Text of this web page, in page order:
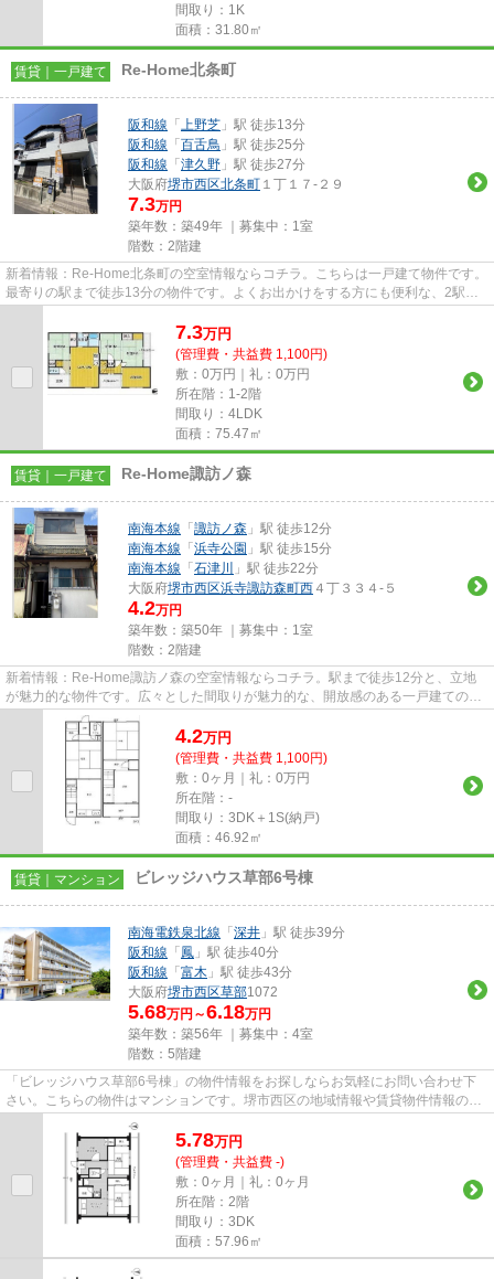
間取り：1K
面積：31.80㎡
賃貸｜一戸建て Re-Home北条町
阪和線 「 上野芝 」駅 徒歩13分
阪和線 「 百舌鳥 」駅 徒歩25分
阪和線 「 津久野 」駅 徒歩27分
大阪府堺市西区北条町 １丁１７-２９
7.3万円
築年数：築49年 ｜募集中： 1室
階数：2階建
新着情報：Re-Home北条町の空室情報ならコチラ。こちらは一戸建て物件です。
最寄りの駅まで徒歩13分の物件です。よくお出かけをする方にも便利な、2駅利
7.3万円
(管理費・共益費 1,100円)
敷：0万円｜礼：0万円
所在階：1-2階
間取り：4LDK
面積：75.47㎡
賃貸｜一戸建て Re-Home諏訪ノ森
南海本線 「 諏訪ノ森 」駅 徒歩12分
南海本線 「 浜寺公園 」駅 徒歩15分
南海本線 「 石津川
」駅 徒歩22分
大阪府堺市西区浜寺諏訪森町西 ４丁３３４-５
4.2万円
築年数：築50年 ｜募集中： 1室
階数：2階建
新着情報：Re-Home諏訪ノ森の空室情報ならコチラ。駅まで徒歩12分と、立地
が魅力的な物件です。広々とした間取りが魅力的な、開放感のある一戸建ての物
件です。付近に駅が2つあるので...
4.2万円
(管理費・共益費 1,100円)
敷：0ヶ月｜礼：0万円
所在階：-
間取り：3DK＋1S(納戸)
面積：46.92㎡
賃貸｜マンション ビレッジハウス草部6号棟
南海電鉄泉北線 「 深井 」駅 徒歩39分
阪和線 「 鳳 」駅 徒歩40分
阪和線 「 富木 」駅 徒歩43分
大阪府堺市西区草部1072
5.68万円～6.18万円
築年数：築56年 ｜募集中： 4室
階数：5階建
「ビレッジハウス草部6号棟」の物件情報をお探しならお気軽にお問い合わせ下
さい。こちらの物件はマンションです。堺市西区の地域情報や賃貸物件情報のこ
となら、当社にお任せ下さい。...
5.78万円
(管理費・共益費 -)
敷：0ヶ月｜礼：0ヶ月
所在階：2階
間取り：3DK
面積：57.96㎡